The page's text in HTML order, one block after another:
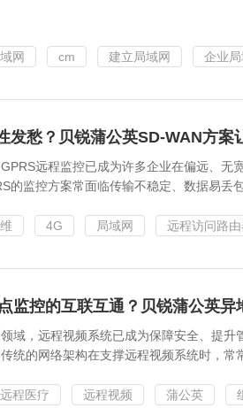
网 cm 建立局域网 企业局
发愁？贝锐蒲公英SD-WAN方案
远程监控已成为许多企业在偏远、无
的监控方案常面临传输不稳定、数据易丢
4G 局域网 远程访问路由
监控的互联互通？贝锐蒲公英异
域，远程视频系统已成为保障安全、提升
统的网络架构在支撑远程视频系统时，常
远程医疗 远程视频 蒲公英